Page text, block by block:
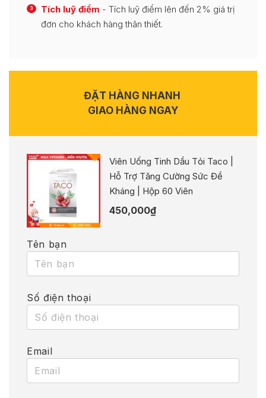
3 Tích luỹ điểm - Tích luỹ điểm lên đến 2% giá trị
đơn cho khách hàng thân thiết.
ĐẶT HÀNG NHANH
GIAO HÀNG NGAY
Viên Uống Tinh Dầu Tỏi Taco |
Hỗ Trợ Tăng Cường Sức Đề
Kháng | Hộp 60 Viên
450,000₫
Tên bạn
Số điện thoại
Email